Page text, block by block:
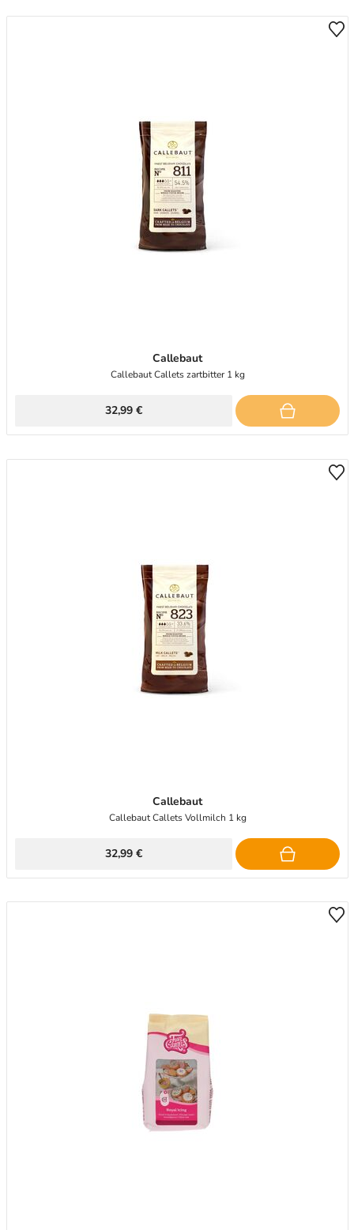
Callebaut
Callebaut Callets zartbitter 1 kg
32,99 €
Callebaut
Callebaut Callets Vollmilch 1 kg
32,99 €